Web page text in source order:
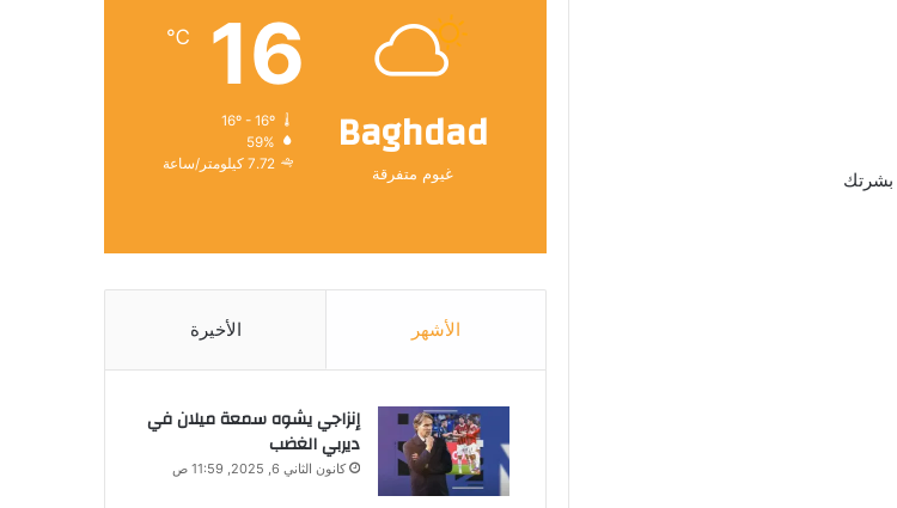
Baghdad
غيوم متفرقة
16
℃
16º - 16º
59%
7.72 كيلومتر/ساعة
الأشهر الأخيرة
إنزاجي يشوه سمعة ميلان في
ديربي الغضب
كانون الثاني 6, 2025, 11:59 ص